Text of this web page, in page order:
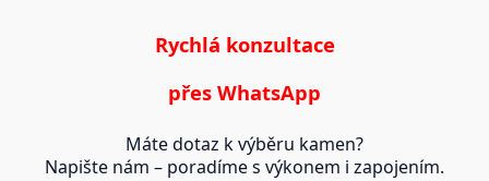
Rychlá konzultace
přes WhatsApp
Máte dotaz k výběru kamen?
Napište nám – poradíme s výkonem i zapojením.